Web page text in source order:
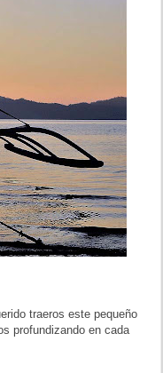
traeros este pequeño
profundizando en cada